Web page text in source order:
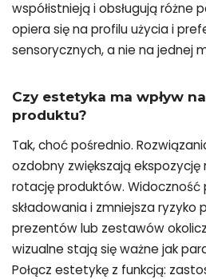
współistnieją i obsługują różne
opiera się na profilu użycia i
sensorycznych, a nie na jednej
Czy estetyka ma wpływ
produktu?
Tak, choć pośrednio.
ozdobny zwiększają ekspozycję
rotację produktów. Widoczność
składowania i zmniejsza ryzyko
prezentów lub zestawów
wizualne stają się ważne jak
Połącz estetykę z funkcją: